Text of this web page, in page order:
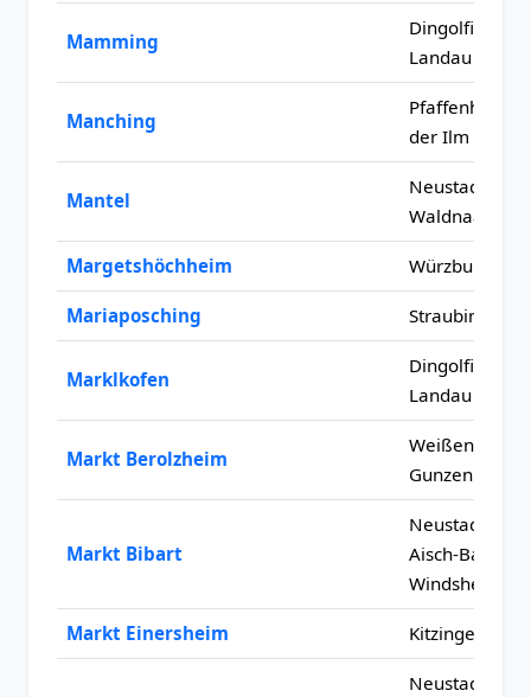
Mamming
Dingolfing-
Landau
Manching
Pfaffenhofen
der Ilm
Mantel
Neustadt an
Waldnaab
Margetshöchheim Würzburg
Mariaposching Straubing-
Marklkofen
Dingolfing-
Landau
Markt Berolzheim
Weißenburg-
Markt Bibart
Neustadt an
Aisch-Bad
Windsheim
Markt Einersheim Kitzingen
Neustadt an